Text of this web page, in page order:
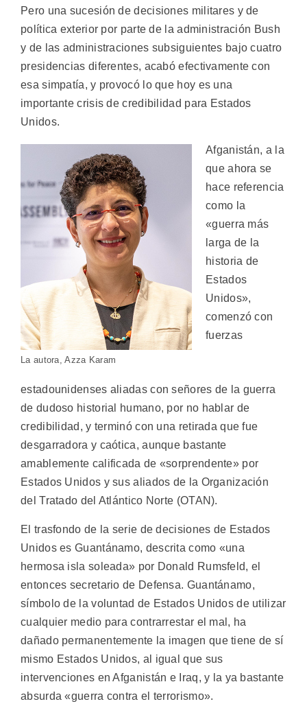
Pero una sucesión de decisiones militares y de
política exterior por parte de la administración Bush
y de las administraciones subsiguientes bajo cuatro
presidencias diferentes, acabó efectivamente con
esa simpatía, y provocó lo que hoy es una
importante crisis de credibilidad para Estados
Unidos.
La autora, Azza Karam
Afganistán, a la
que ahora se
hace referencia
como la
«guerra más
larga de la
historia de
Estados
Unidos»,
comenzó con
fuerzas
estadounidenses aliadas con señores de la guerra
de dudoso historial humano, por no hablar de
credibilidad, y terminó con una retirada que fue
desgarradora y caótica, aunque bastante
amablemente calificada de «sorprendente» por
Estados Unidos y sus aliados de la Organización
del Tratado del Atlántico Norte (OTAN).
El trasfondo de la serie de decisiones de Estados
Unidos es Guantánamo, descrita como «una
hermosa isla soleada» por Donald Rumsfeld, el
entonces secretario de Defensa. Guantánamo,
símbolo de la voluntad de Estados Unidos de utilizar
cualquier medio para contrarrestar el mal, ha
dañado permanentemente la imagen que tiene de sí
mismo Estados Unidos, al igual que sus
intervenciones en Afganistán e Iraq, y la ya bastante
absurda «guerra contra el terrorismo».